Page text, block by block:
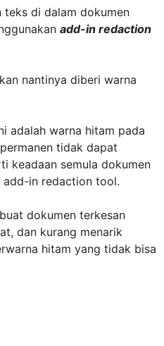
teks di dalam dokumen
add-in redaction
nantinya diberi warna
adalah warna hitam pada
tidak dapat
keadaan semula dokumen
add-in redaction tool.
dokumen terkesan
dan kurang menarik
hitam yang tidak bisa